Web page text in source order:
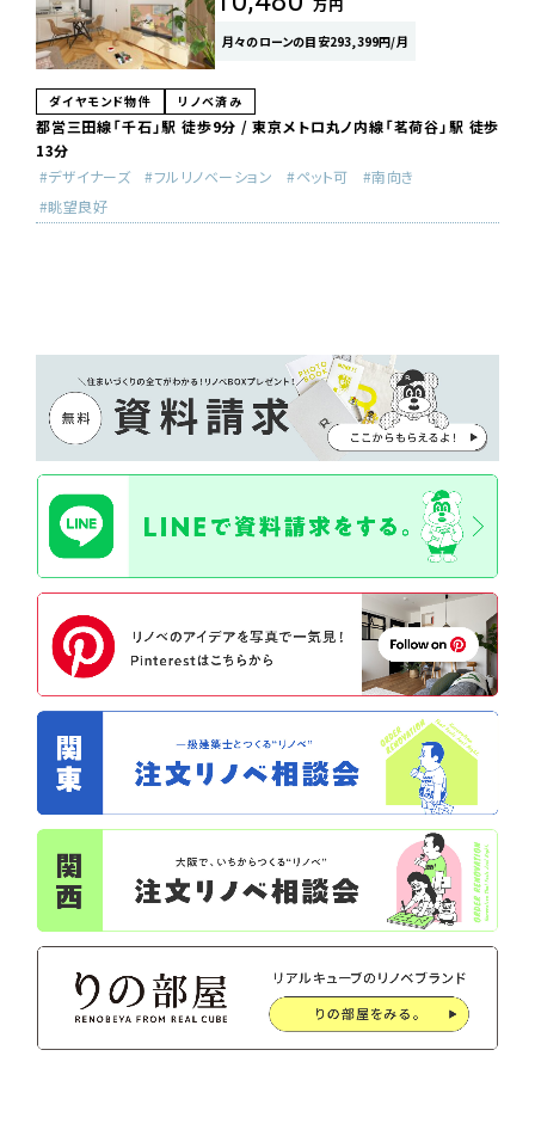
万円
月々のローンの目安293,399円/月
ダイヤモンド物件 リノベ済み
都営三田線「千石」駅 徒歩9分 / 東京メトロ丸ノ内線「茗荷谷」駅 徒歩
13分
デザイナーズ
フルリノベーション ペット可
南向き
眺望良好